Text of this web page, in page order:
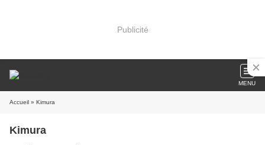
Publicité
MENU
Accueil » Kimura
Kimura